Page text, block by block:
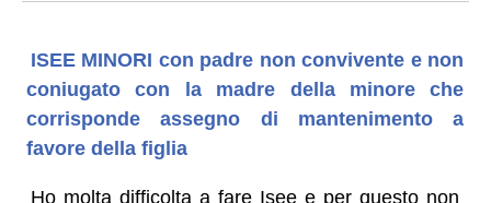
ISEE MINORI con padre non convivente e non
coniugato con la madre della minore che
corrisponde assegno di mantenimento a
favore della figlia
Ho molta difficolta a fare Isee e per questo non